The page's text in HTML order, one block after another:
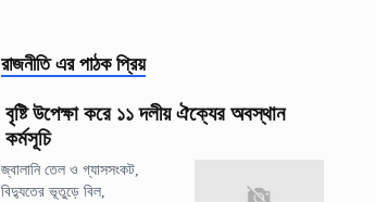
রাজনীতি এর পাঠক প্রিয়
বৃষ্টি উপেক্ষা করে ১১ দলীয় ঐক্যের অবস্থান
কর্মসূচি
জ্বালানি তেল ও গ্যাসসংকট,
বিদ্যুতের ভূতুড়ে বিল,